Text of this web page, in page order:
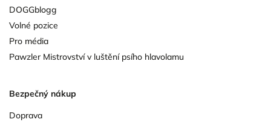
DOGGblogg
Volné pozice
Pro média
Pawzler Mistrovství v luštění psího hlavolamu
Bezpečný nákup
Doprava